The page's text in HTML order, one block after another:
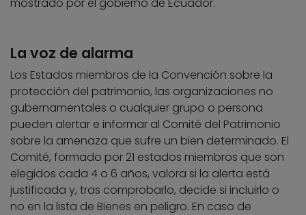
La voz de alarma
Los Estados miembros de la Convención sobre la
protección del patrimonio, las organizaciones no
gubernamentales o cualquier grupo o persona
pueden alertar e informar al Comité del Patrimonio
sobre la amenaza que sufre un bien determinado. El
Comité, formado por 21 estados miembros que son
elegidos cada 4 o 6 años, valora si la alerta está
justificada y, tras comprobarlo, decide si incluirlo o
no en la lista de Bienes en peligro. En caso de